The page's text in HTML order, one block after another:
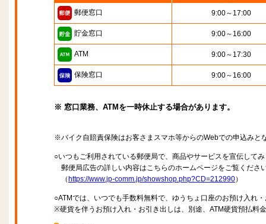
郵便窓口 9:00～17:00
貯金窓口 9:00～16:00
ATM 9:00～17:30
保険窓口 9:00～16:00
※ 窓口業務、ATMを一時休止する場合があります。
※バイク自賠責保険はお客さまスマホ等からのWebでの申込みと
○いつもご利用されている郵便局で、商品やサービスを宣伝して
郵便局広告の詳しい内容はこちらのホームページをご覧くださ
（ https://www.jp-comm.jp/showshop.php?CD=212990）
○ATMでは、いつでも手数料無料で、ゆうちょ口座のお預け入れ
※硬貨を伴うお預け入れ・お引き出しは、別途、ATM硬貨預払料